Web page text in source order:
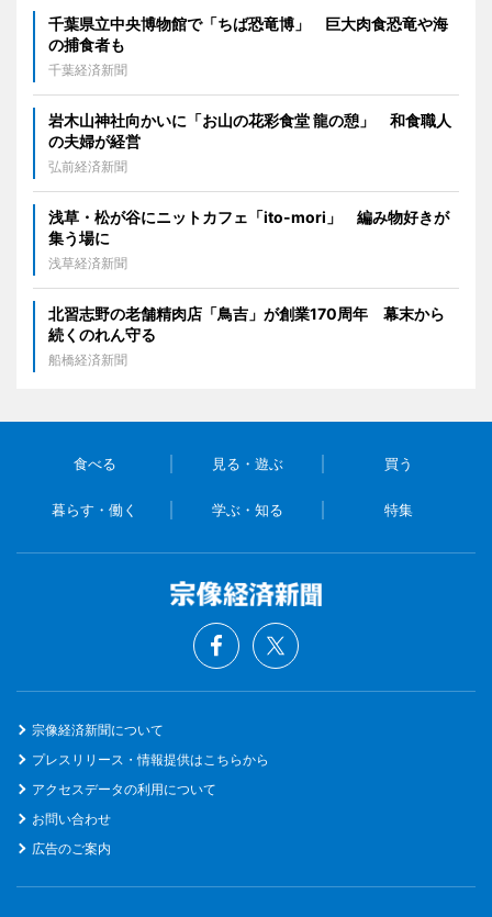
千葉県立中央博物館で「ちば恐竜博」 巨大肉食恐竜や海
の捕食者も
千葉経済新聞
岩木山神社向かいに「お山の花彩食堂 龍の憩」 和食職人
の夫婦が経営
弘前経済新聞
浅草・松が谷にニットカフェ「ito-mori」 編み物好きが
集う場に
浅草経済新聞
北習志野の老舗精肉店「鳥吉」が創業170周年 幕末から
続くのれん守る
船橋経済新聞
食べる 見る・遊ぶ 買う
暮らす・働く 学ぶ・知る 特集
宗像経済新聞について
プレスリリース・情報提供はこちらから
アクセスデータの利用について
お問い合わせ
広告のご案内